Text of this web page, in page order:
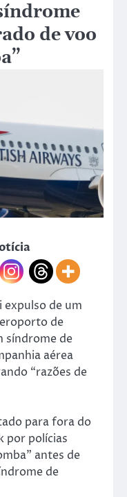
de voo
expulso de um
de
síndrome de
aérea
“razões de
para fora do
por polícias
antes de
de